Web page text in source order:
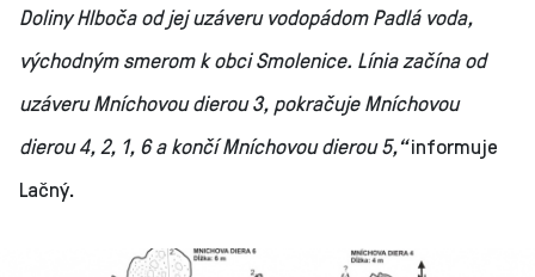
Doliny Hlboča od jej uzáveru vodopádom Padlá voda,
východným smerom k obci Smolenice. Línia začína od
uzáveru Mníchovou dierou 3, pokračuje Mníchovou
dierou 4, 2, 1, 6 a končí Mníchovou dierou 5,“informuje
Lačný.